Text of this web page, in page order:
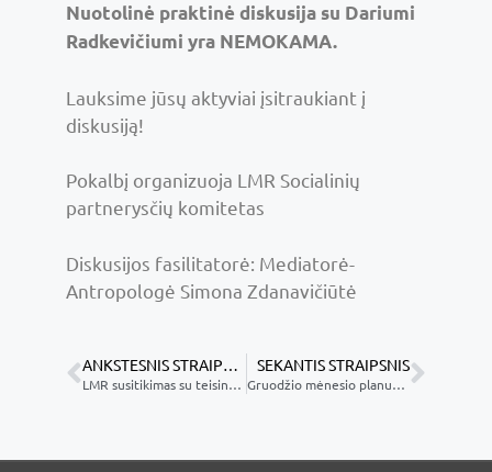
Nuotolinė praktinė diskusija su Dariumi
Radkevičiumi yra NEMOKAMA.
Lauksime jūsų aktyviai įsitraukiant į
diskusiją!
Pokalbį organizuoja LMR Socialinių
partnerysčių komitetas
Diskusijos fasilitatorė: Mediatorė-
Antropologė Simona Zdanavičiūtė
ANKSTESNIS STRAIPSNIS
LMR susitikimas su teisingumo ministre: dėmesys mediacijos plėtrai ir prieinamumui
SEKANTIS STRAIPSNIS
Gruodžio mėnesio planuojami įvykiai Lietuvos mediatorių rūmuose